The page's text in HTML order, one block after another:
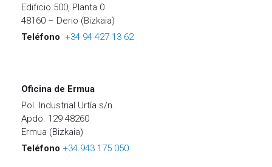
Edificio 500, Planta 0
48160 – Derio (Bizkaia)
Teléfono +34 94 427 13 62
Oficina de Ermua
Pol. Industrial Urtía s/n.
Apdo. 129 48260
Ermua (Bizkaia)
Teléfono +34 943 175 050